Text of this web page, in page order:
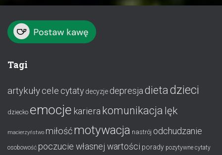
Tagi
artykułycele cytaty decyzje depresja dietadzieci
dziecko emocje kariera komunikacja lęk
macierzyństwo miłośćmotywacja nastrój odchudzanie
osobowość poczucie własnej wartości porady pozytywne cytaty